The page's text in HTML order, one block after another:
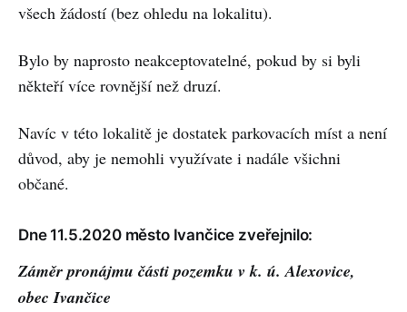
všech žádostí (bez ohledu na lokalitu).
Bylo by naprosto neakceptovatelné, pokud by si byli
někteří více rovnější než druzí.
Navíc v této lokalitě je dostatek parkovacích míst a není
důvod, aby je nemohli využívate i nadále všichni
občané.
Dne 11.5.2020 město Ivančice zveřejnilo:
Záměr pronájmu části pozemku v k. ú. Alexovice,
obec Ivančice